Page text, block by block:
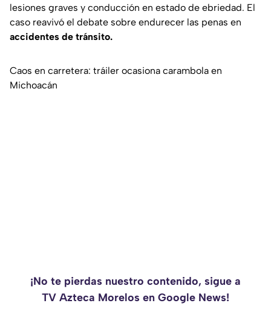
lesiones graves y conducción en estado de ebriedad. El
caso reavivó el debate sobre endurecer las penas en
accidentes de tránsito.
Caos en carretera: tráiler ocasiona carambola en
Michoacán
¡No te pierdas nuestro contenido, sigue a
TV Azteca Morelos en Google News!